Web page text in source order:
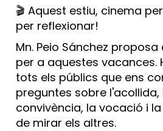
🎬 Aquest estiu, cinema
per reflexionar!
Mn. Peio Sánchez proposa
per a aquestes vacances.
tots els públics que ens
preguntes sobre
convivència, la vocació i
de mirar els altres.